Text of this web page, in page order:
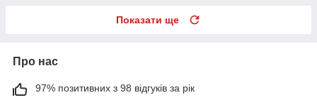
Показати ще
Про нас
97% позитивних з 98 відгуків за рік